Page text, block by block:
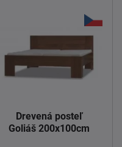
Drevená posteľ
Goliáš 200x100cm